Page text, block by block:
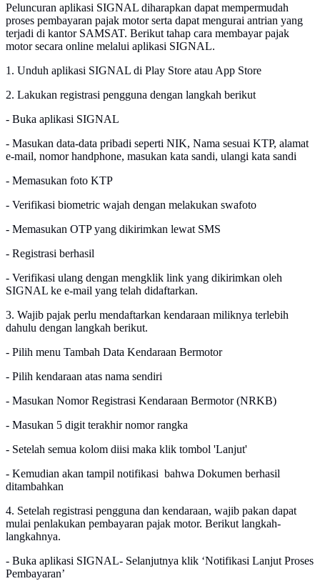
Peluncuran aplikasi SIGNAL diharapkan dapat mempermudah
proses pembayaran pajak motor serta dapat mengurai antrian yang
terjadi di kantor SAMSAT. Berikut tahap cara membayar pajak
motor secara online melalui aplikasi SIGNAL.
1. Unduh aplikasi SIGNAL di Play Store atau App Store
2. Lakukan registrasi pengguna dengan langkah berikut
- Buka aplikasi SIGNAL
- Masukan data-data pribadi seperti NIK, Nama sesuai KTP, alamat
e-mail, nomor handphone, masukan kata sandi, ulangi kata sandi
- Memasukan foto KTP
- Verifikasi biometric wajah dengan melakukan swafoto
- Memasukan OTP yang dikirimkan lewat SMS
- Registrasi berhasil
- Verifikasi ulang dengan mengklik link yang dikirimkan oleh
SIGNAL ke e-mail yang telah didaftarkan.
3. Wajib pajak perlu mendaftarkan kendaraan miliknya terlebih
dahulu dengan langkah berikut.
- Pilih menu Tambah Data Kendaraan Bermotor
- Pilih kendaraan atas nama sendiri
- Masukan Nomor Registrasi Kendaraan Bermotor (NRKB)
- Masukan 5 digit terakhir nomor rangka
- Setelah semua kolom diisi maka klik tombol 'Lanjut'
- Kemudian akan tampil notifikasi bahwa Dokumen berhasil
ditambahkan
4. Setelah registrasi pengguna dan kendaraan, wajib pakan dapat
mulai penlakukan pembayaran pajak motor. Berikut langkah-
langkahnya.
- Buka aplikasi SIGNAL- Selanjutnya klik ‘Notifikasi Lanjut Proses
Pembayaran’